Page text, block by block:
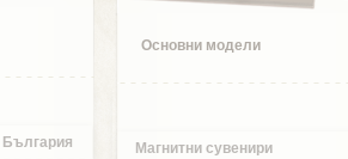
България
Основни модели
Магнитни сувенири